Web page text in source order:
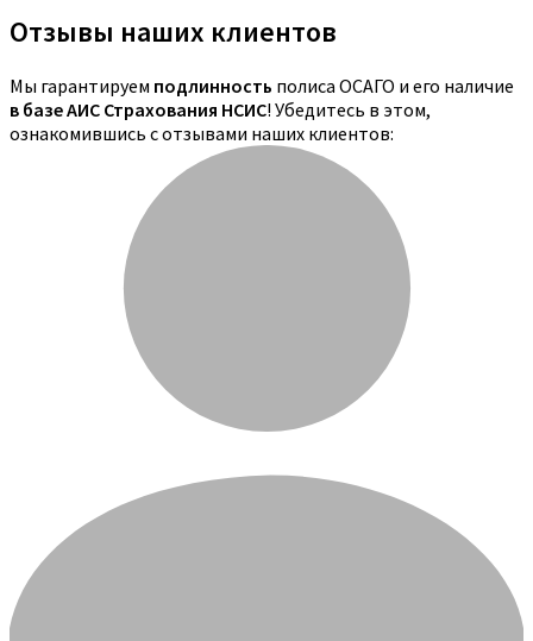
Отзывы наших клиентов
Мы гарантируем подлинность полиса ОСАГО и его наличие
в базе АИС Страхования НСИС! Убедитесь в этом,
ознакомившись с отзывами наших клиентов: